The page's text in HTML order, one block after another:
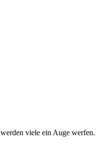
werden viele ein Auge werfen.